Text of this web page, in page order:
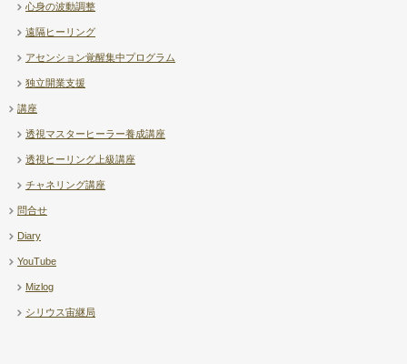
心身の波動調整
遠隔ヒーリング
アセンション覚醒集中プログラム
独立開業支援
講座
透視マスターヒーラー養成講座
透視ヒーリング上級講座
チャネリング講座
問合せ
Diary
YouTube
Mizlog
シリウス宙継局